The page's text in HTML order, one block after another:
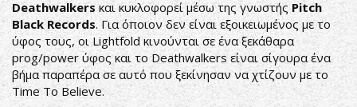
Deathwalkers και κυκλοφορεί μέσω της γνωστής Pitch
Black Records. Για όποιον δεν είναι εξοικειωμένος με το
ύφος τους, οι Lightfold κινούνται σε ένα ξεκάθαρα
prog/power ύφος και το Deathwalkers είναι σίγουρα ένα
βήμα παραπέρα σε αυτό που ξεκίνησαν να χτίζουν με το
Time To Believe.